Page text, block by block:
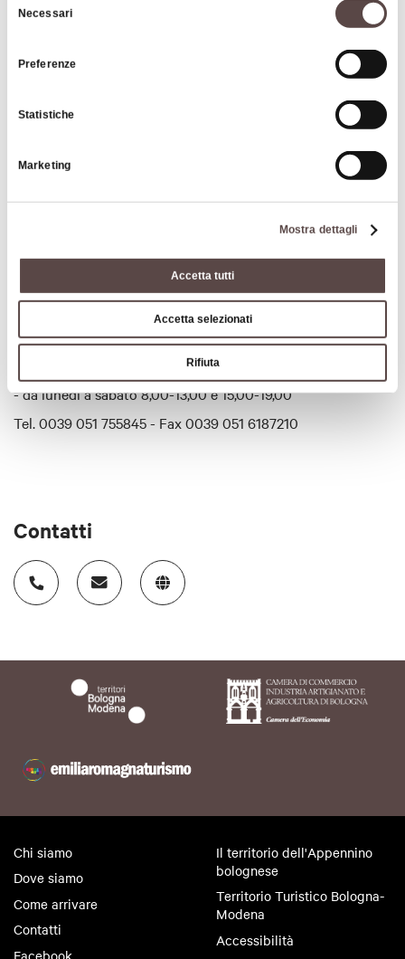
delNecessari
Preferenze
Statistiche
Marketing
Mostra dettagli
Accetta tutti
Accetta selezionati
Rifiuta
Approfondimenti
Orari di apertura:
Orari
- da lunedì a sabato 8,00-13,00 e 15,00-19,00
Tel. 0039 051 755845 - Fax 0039 051 6187210
Contatti
Chi siamo
Dove siamo
Come arrivare
Contatti
Facebook
Il territorio dell'Appennino
bolognese
Territorio Turistico Bologna-
Modena
Accessibilità